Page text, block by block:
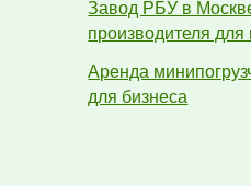
Завод РБУ в
производителя для
Аренда
для бизнеса